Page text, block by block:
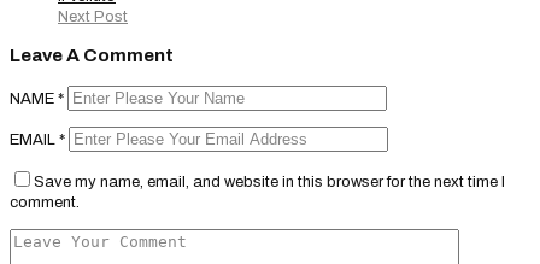
Next Post
Leave A Comment
NAME *
EMAIL *
Save my name, email, and website in this browser for the next time I
comment.